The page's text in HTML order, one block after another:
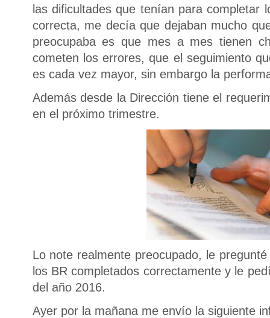
las dificultades que tenían para completar
correcta, me decía que dejaban mucho
preocupaba es que mes a mes tienen
cometen los errores, que el seguimiento
es cada vez mayor, sin embargo la
Además desde la Dirección tiene el
en el próximo trimestre.
Lo note realmente preocupado, le
los BR completados correctamente y le
del año 2016.
Ayer por la mañana me envío la siguiente